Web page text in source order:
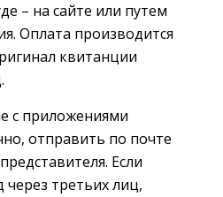
– на сайте или путем
Оплата производится
квитанции
с приложениями
отправить по почте
Если
через третьих лиц,